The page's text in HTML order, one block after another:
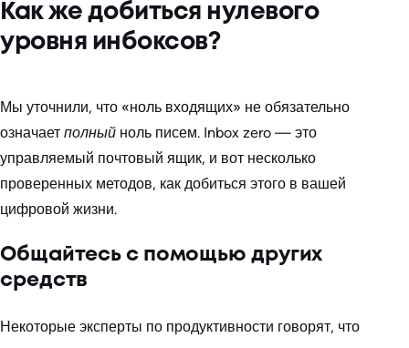
Как же добиться нулевого
уровня инбоксов?
Мы уточнили, что «ноль входящих» не обязательно
означает полный ноль писем. Inbox zero — это
управляемый почтовый ящик, и вот несколько
проверенных методов, как добиться этого в вашей
цифровой жизни.
Общайтесь с помощью других
средств
Некоторые эксперты по продуктивности говорят, что